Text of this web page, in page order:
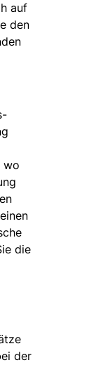
auf
den
wo
die
der